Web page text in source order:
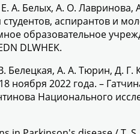
А. Белых, А. О. Лавринова,
аспирантов и
образовательное
DLWHEK.
Белецкая, А. А. Тюрин, Д. Г.
ноября 2022 года. –
Национального